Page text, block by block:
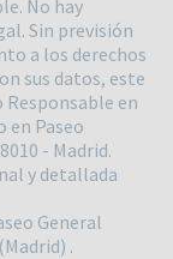
No hay
Sin previsión
a los derechos
sus datos, este
Responsable en
en Paseo
- Madrid.
y detallada
General
.